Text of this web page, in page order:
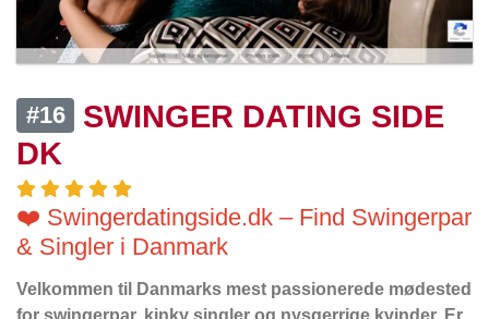
#16
SWINGER DATING SIDE
DK
❤️ Swingerdatingside.dk – Find Swingerpar
& Singler i Danmark
Velkommen til Danmarks mest passionerede mødested
for swingerpar, kinky singler og nysgerrige kvinder. Er